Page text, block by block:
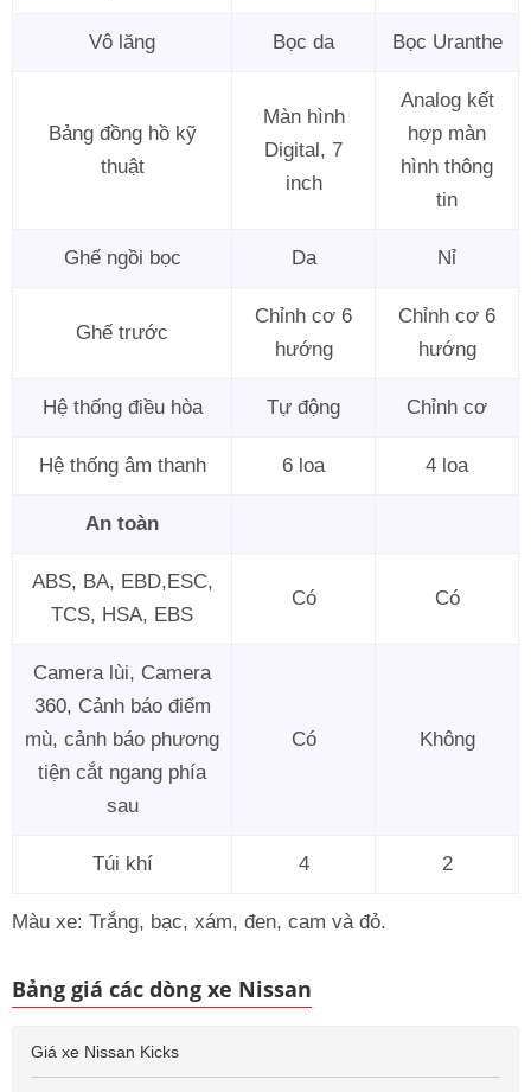
Vô lăng Bọc da Bọc Uranthe
Bảng đồng hồ kỹ
thuật
Màn hình
Digital, 7
inch
Analog kết
hợp màn
hình thông
tin
Ghế ngồi bọc Da Nỉ
Ghế trước
Chỉnh cơ 6
hướng
Chỉnh cơ 6
hướng
Hệ thống điều hòa Tự động Chỉnh cơ
Hệ thống âm thanh 6 loa 4 loa
An toàn
ABS, BA, EBD,ESC,
TCS, HSA, EBS
Có Có
Camera lùi, Camera
360, Cảnh báo điểm
mù, cảnh báo phương
tiện cắt ngang phía
sau
Có Không
Túi khí 4 2
Màu xe: Trắng, bạc, xám, đen, cam và đỏ.
Bảng giá các dòng xe Nissan
Giá xe Nissan Kicks